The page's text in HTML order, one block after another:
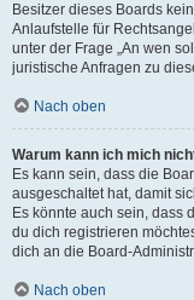
Besitzer dieses Boards
Anlaufstelle für
unter der Frage „An wen
juristische Anfragen zu
Nach oben
Warum kann ich mich
Es kann sein, dass die
ausgeschaltet hat, damit
Es könnte auch sein, dass
du dich registrieren
dich an die Board-
Nach oben